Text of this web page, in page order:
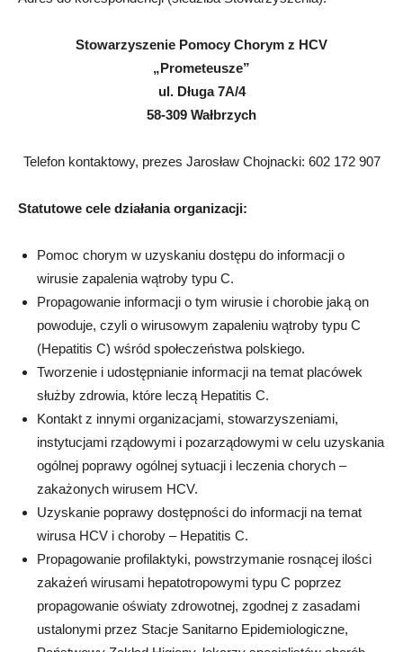
Stowarzyszenie Pomocy Chorym z HCV
„Prometeusze”
ul. Długa 7A/4
58-309 Wałbrzych
Telefon kontaktowy, prezes Jarosław Chojnacki: 602 172 907
Statutowe cele działania organizacji:
Pomoc chorym w uzyskaniu dostępu do informacji o
wirusie zapalenia wątroby typu C.
Propagowanie informacji o tym wirusie i chorobie jaką on
powoduje, czyli o wirusowym zapaleniu wątroby typu C
(Hepatitis C) wśród społeczeństwa polskiego.
Tworzenie i udostępnianie informacji na temat placówek
służby zdrowia, które leczą Hepatitis C.
Kontakt z innymi organizacjami, stowarzyszeniami,
instytucjami rządowymi i pozarządowymi w celu uzyskania
ogólnej poprawy ogólnej sytuacji i leczenia chorych –
zakażonych wirusem HCV.
Uzyskanie poprawy dostępności do informacji na temat
wirusa HCV i choroby – Hepatitis C.
Propagowanie profilaktyki, powstrzymanie rosnącej ilości
zakażeń wirusami hepatotropowymi typu C poprzez
propagowanie oświaty zdrowotnej, zgodnej z zasadami
ustalonymi przez Stacje Sanitarno Epidemiologiczne,